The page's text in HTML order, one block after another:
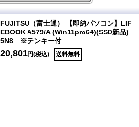
FUJITSU（富士通） 【即納パソコン】LIF
EBOOK A579/A (Win11pro64)(SSD新品)
5N8 ※テンキー付
20,801円(税込) 送料無料